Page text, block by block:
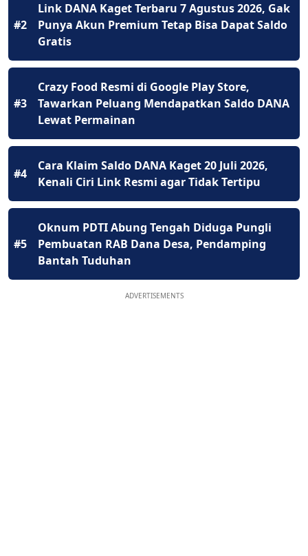
#2
Link DANA Kaget Terbaru 7 Agustus 2026, Gak
Punya Akun Premium Tetap Bisa Dapat Saldo
Gratis
#3
Crazy Food Resmi di Google Play Store,
Tawarkan Peluang Mendapatkan Saldo DANA
Lewat Permainan
#4
Cara Klaim Saldo DANA Kaget 20 Juli 2026,
Kenali Ciri Link Resmi agar Tidak Tertipu
#5
Oknum PDTI Abung Tengah Diduga Pungli
Pembuatan RAB Dana Desa, Pendamping
Bantah Tuduhan
ADVERTISEMENTS